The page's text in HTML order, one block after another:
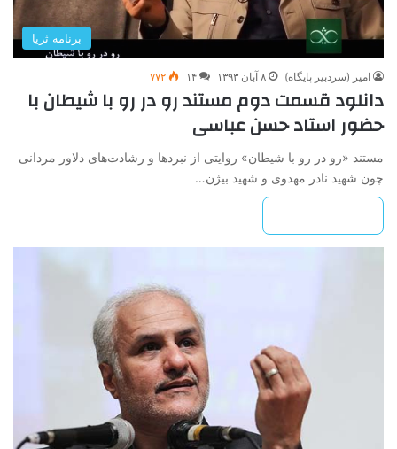
برنامه ثریا
امیر (سردبیر پایگاه) ۸ آبان ۱۳۹۳ ۱۴ ۷۷۲
دانلود قسمت دوم مستند رو در رو با شیطان با
حضور استاد حسن عباسی
مستند «رو در رو با شیطان» روایتی از نبردها و رشادت‌های دلاور مردانی
چون شهید نادر مهدوی و شهید بیژن…